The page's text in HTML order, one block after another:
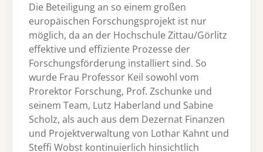
Die Beteiligung an so einem großen
europäischen Forschungsprojekt ist nur
möglich, da an der Hochschule Zittau/Görlitz
effektive und effiziente Prozesse der
Forschungsförderung installiert sind. So
wurde Frau Professor Keil sowohl vom
Prorektor Forschung, Prof. Zschunke und
seinem Team, Lutz Haberland und Sabine
Scholz, als auch aus dem Dezernat Finanzen
und Projektverwaltung von Lothar Kahnt und
Steffi Wobst kontinuierlich hinsichtlich